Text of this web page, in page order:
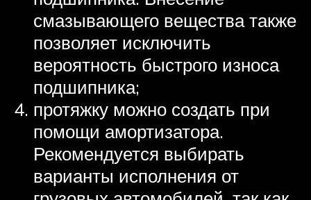
смазывающего вещества также
позволяет исключить
вероятность быстрого износа
подшипника;
протяжку можно создать при
помощи амортизатора.
Рекомендуется выбирать
варианты исполнения от